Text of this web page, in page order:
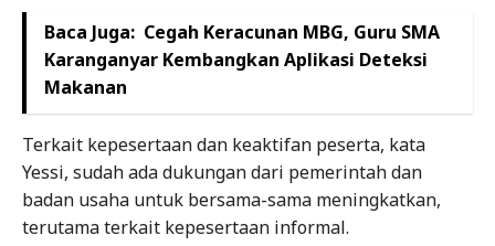
Baca Juga: Cegah Keracunan MBG, Guru SMA
Karanganyar Kembangkan Aplikasi Deteksi
Makanan
Terkait kepesertaan dan keaktifan peserta, kata
Yessi, sudah ada dukungan dari pemerintah dan
badan usaha untuk bersama-sama meningkatkan,
terutama terkait kepesertaan informal.